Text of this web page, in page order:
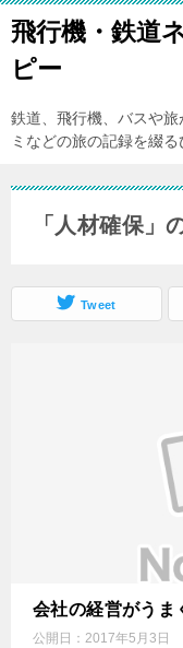
飛行機・鉄道
ピー
鉄道、飛行機、バスや
ミなどの旅の記録を綴
「人材確保」
Tweet
会社の経営がうま
公開日： 2017年5月3日